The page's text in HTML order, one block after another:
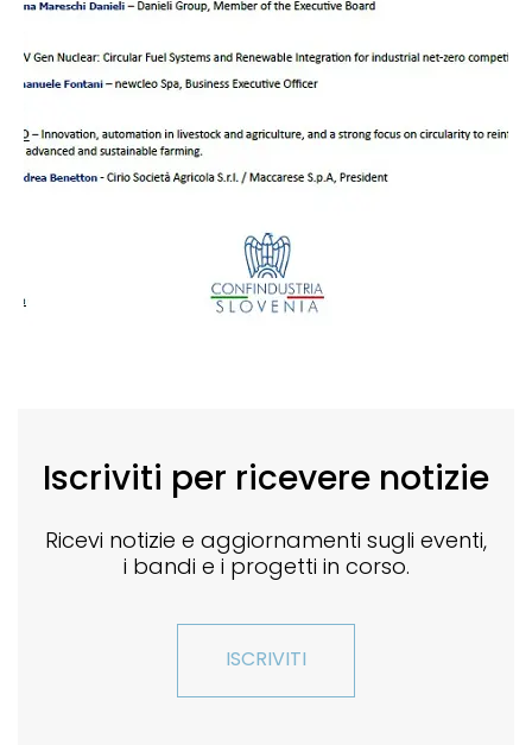
Iscriviti per ricevere notizie
Ricevi notizie e aggiornamenti sugli eventi,
i bandi e i progetti in corso.
ISCRIVITI